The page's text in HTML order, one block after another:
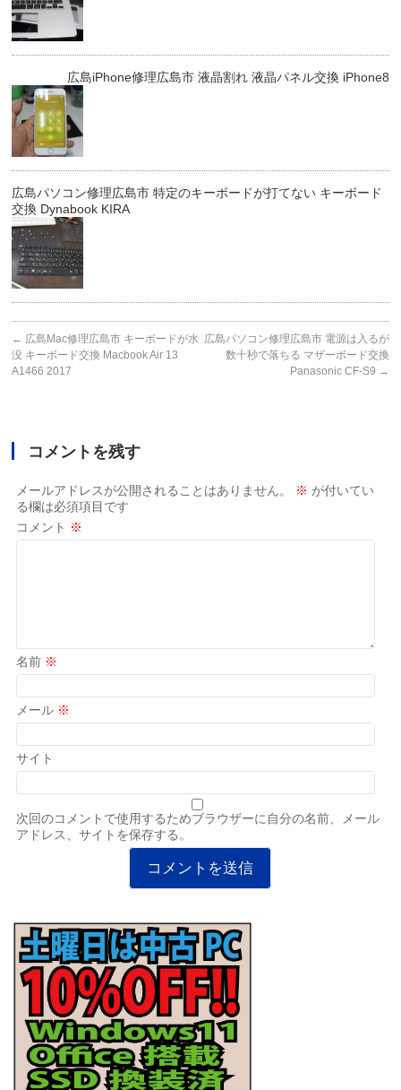
広島iPhone修理広島市 液晶割れ 液晶パネル交換 iPhone8
広島パソコン修理広島市 特定のキーボードが打てない キーボード
交換 Dynabook KIRA
← 広島Mac修理広島市 キーボードが水
没 キーボード交換 Macbook Air 13
A1466 2017
広島パソコン修理広島市 電源は入るが
数十秒で落ちる マザーボード交換
Panasonic CF-S9 →
コメントを残す
メールアドレスが公開されることはありません。 ※ が付いてい
る欄は必須項目です
コメント ※
名前 ※
メール ※
サイト
次回のコメントで使用するためブラウザーに自分の名前、メール
アドレス、サイトを保存する。